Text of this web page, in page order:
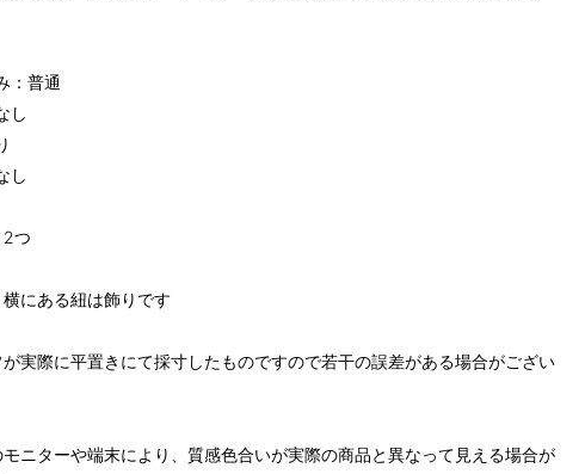
：普通
し
し
2つ
にある紐は飾りです
実際に平置きにて採寸したものですので若干の誤差がある場合がござい
ニターや端末により、質感色合いが実際の商品と異なって見える場合が